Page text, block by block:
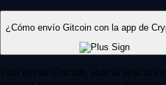
¿Cómo envío Gitcoin con la app de
Para enviar Gitcoin, abre la